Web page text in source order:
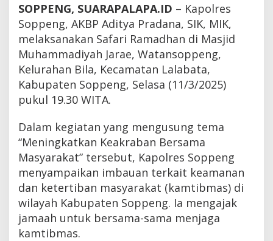
SOPPENG, SUARAPALAPA.ID – Kapolres
Soppeng, AKBP Aditya Pradana, SIK, MIK,
melaksanakan Safari Ramadhan di Masjid
Muhammadiyah Jarae, Watansoppeng,
Kelurahan Bila, Kecamatan Lalabata,
Kabupaten Soppeng, Selasa (11/3/2025)
pukul 19.30 WITA.
Dalam kegiatan yang mengusung tema
“Meningkatkan Keakraban Bersama
Masyarakat” tersebut, Kapolres Soppeng
menyampaikan imbauan terkait keamanan
dan ketertiban masyarakat (kamtibmas) di
wilayah Kabupaten Soppeng. Ia mengajak
jamaah untuk bersama-sama menjaga
kamtibmas.